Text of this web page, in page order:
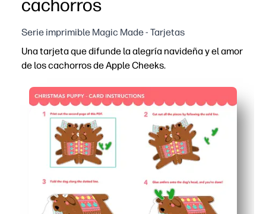
cachorros
Serie imprimible Magic Made - Tarjetas
Una tarjeta que difunde la alegría navideña y el amor
de los cachorros de Apple Cheeks.
Puedes imprimir, cortar y doblar en cuestión de
La adorable ilustración de un cachorro hace las
El interior en blanco te da espacio para personalizar
Diseñado para impresoras domésticas: funciona en